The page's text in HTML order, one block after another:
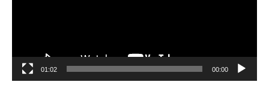
00:00
01:02